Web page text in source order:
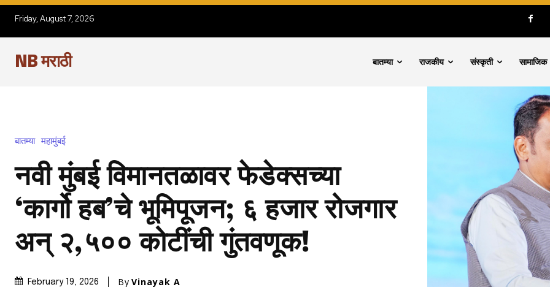
Friday, August 7, 2026
NB मराठी बातम्या राजकीय संस्कृती सामाजिक
बातम्या महामुंबई
नवी मुंबई विमानतळावर फेडेक्सच्या
‘कार्गो हब’चे भूमिपूजन; ६ हजार रोजगार
अन् २,५०० कोटींची गुंतवणूक!
February 19, 2026 By Vinayak A